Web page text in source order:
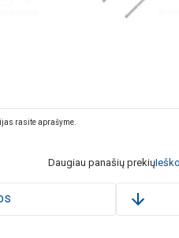
rasite aprašyme.
Daugiau panašių prekių